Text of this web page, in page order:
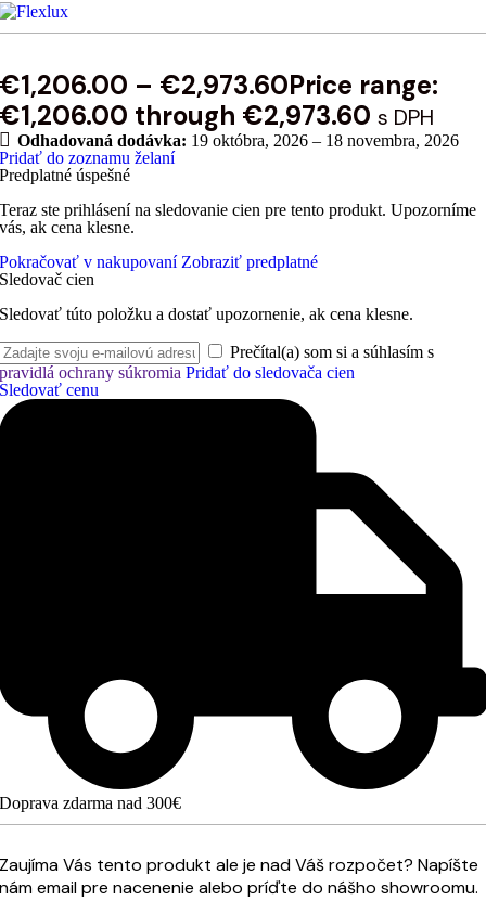
€1,206.00 – €2,973.60Price range:
€1,206.00 through €2,973.60 s DPH
Odhadovaná dodávka: 19 októbra, 2026 – 18 novembra, 2026
Pridať do zoznamu želaní
Predplatné úspešné
Teraz ste prihlásení na sledovanie cien pre tento produkt. Upozorníme
vás, ak cena klesne.
Pokračovať v nakupovaní Zobraziť predplatné
Sledovač cien
Sledovať túto položku a dostať upozornenie, ak cena klesne.
Prečítal(a) som si a súhlasím s
pravidlá ochrany súkromia Pridať do sledovača cien
Sledovať cenu
Doprava zdarma nad 300€
Zaujíma Vás tento produkt ale je nad Váš rozpočet? Napíšte
nám email pre nacenenie alebo príďte do nášho showroomu.